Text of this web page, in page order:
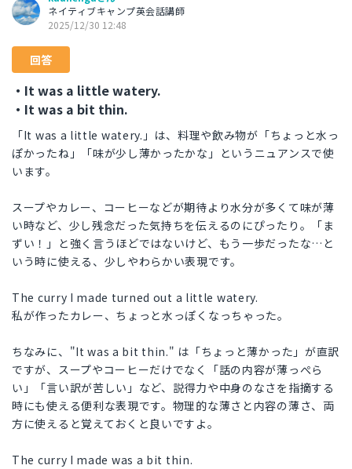
ネイティブキャンプ英会話講師
2025/12/30 12:48
回答
・It was a little watery.
・It was a bit thin.
「It was a little watery.」は、料理や飲み物が「ちょっと水っ
ぽかったね」「味が少し薄かったかな」というニュアンスで使
います。
スープやカレー、コーヒーなどが期待より水分が多くて味が薄
い時など、少し残念だった気持ちを伝えるのにぴったり。「ま
ずい！」と強く言うほどではないけど、もう一歩だったな…と
いう時に使える、少しやわらかい表現です。
The curry I made turned out a little watery.
私が作ったカレー、ちょっと水っぽくなっちゃった。
ちなみに、"It was a bit thin." は「ちょっと薄かった」が直訳
ですが、スープやコーヒーだけでなく「話の内容が薄っぺら
い」「言い訳が苦しい」など、説得力や中身のなさを指摘する
時にも使える便利な表現です。物理的な薄さと内容の薄さ、両
方に使えると覚えておくと良いですよ。
The curry I made was a bit thin.